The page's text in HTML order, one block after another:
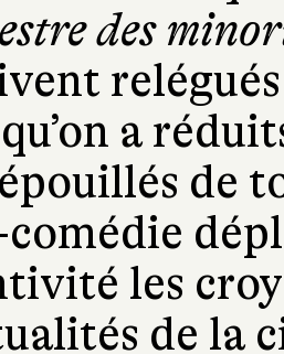
des
a
de
les
de la